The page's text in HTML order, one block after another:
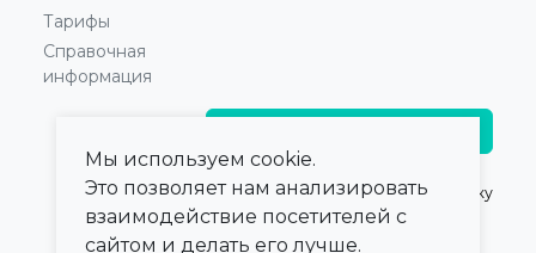
Тарифы
Справочная
информация
© 2021 — 2026,ПроКлинику
Мы используем cookie.
Это позволяет нам анализировать
взаимодействие посетителей с
сайтом и делать его лучше.